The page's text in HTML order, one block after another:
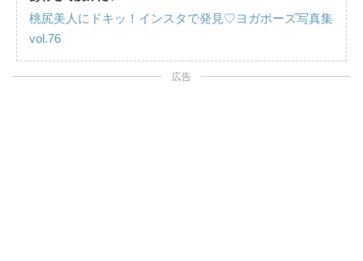
桃尻美人にドキッ！インスタで発見♡ヨガポーズ写真集
vol.76
広告